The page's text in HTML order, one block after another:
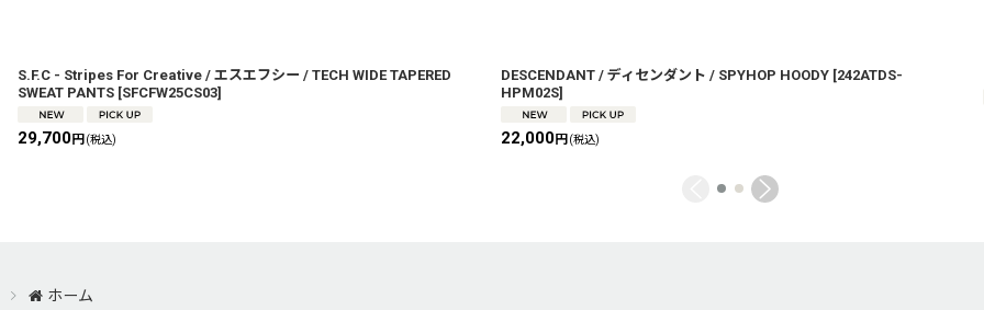
S.F.C - Stripes For Creative / エスエフシー / TECH WIDE TAPERED
SWEAT PANTS [SFCFW25CS03]
29,700円 (税込)
DESCENDANT / ディセンダント / SPYHOP HOODY [242ATDS-
HPM02S]
22,000円 (税込)
ホーム